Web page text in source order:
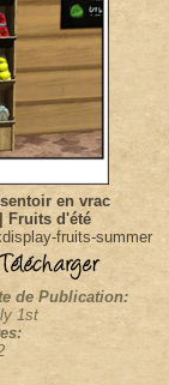
en vrac
Fruits d'été
fruits-summer
de Publication:
1st